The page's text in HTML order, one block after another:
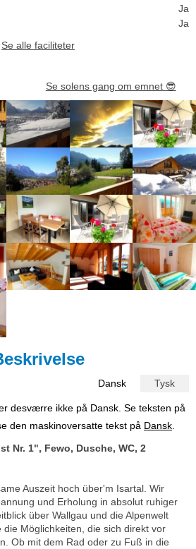
Ja
Ja
Se alle faciliteter
Se solens gang om emnet 😎
Dansk Tysk
desværre ikke på Dansk. Se teksten på
den maskinoversatte tekst på Dansk
Nr. 1", Fewo, Dusche, WC, 2
Auszeit hoch über'm Isartal. Wir
und Erholung in absolut ruhiger
über Wallgau und die Alpenwelt
die Möglichkeiten, die sich direkt vor
Ob mit dem Rad oder zu Fuß in die